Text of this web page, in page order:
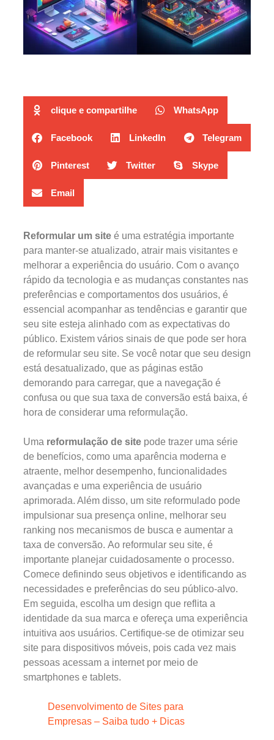
clique e compartilhe WhatsApp
Facebook LinkedIn Telegram
Pinterest Twitter Skype
Email
Reformular um site é uma estratégia importante
para manter-se atualizado, atrair mais visitantes e
melhorar a experiência do usuário. Com o avanço
rápido da tecnologia e as mudanças constantes nas
preferências e comportamentos dos usuários, é
essencial acompanhar as tendências e garantir que
seu site esteja alinhado com as expectativas do
público. Existem vários sinais de que pode ser hora
de reformular seu site. Se você notar que seu design
está desatualizado, que as páginas estão
demorando para carregar, que a navegação é
confusa ou que sua taxa de conversão está baixa, é
hora de considerar uma reformulação.
Uma reformulação de site pode trazer uma série
de benefícios, como uma aparência moderna e
atraente, melhor desempenho, funcionalidades
avançadas e uma experiência de usuário
aprimorada. Além disso, um site reformulado pode
impulsionar sua presença online, melhorar seu
ranking nos mecanismos de busca e aumentar a
taxa de conversão. Ao reformular seu site, é
importante planejar cuidadosamente o processo.
Comece definindo seus objetivos e identificando as
necessidades e preferências do seu público-alvo.
Em seguida, escolha um design que reflita a
identidade da sua marca e ofereça uma experiência
intuitiva aos usuários. Certifique-se de otimizar seu
site para dispositivos móveis, pois cada vez mais
pessoas acessam a internet por meio de
smartphones e tablets.
Desenvolvimento de Sites para
Empresas – Saiba tudo + Dicas